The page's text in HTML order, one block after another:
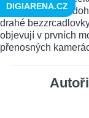
DIGIARENA.CZ
Autoři